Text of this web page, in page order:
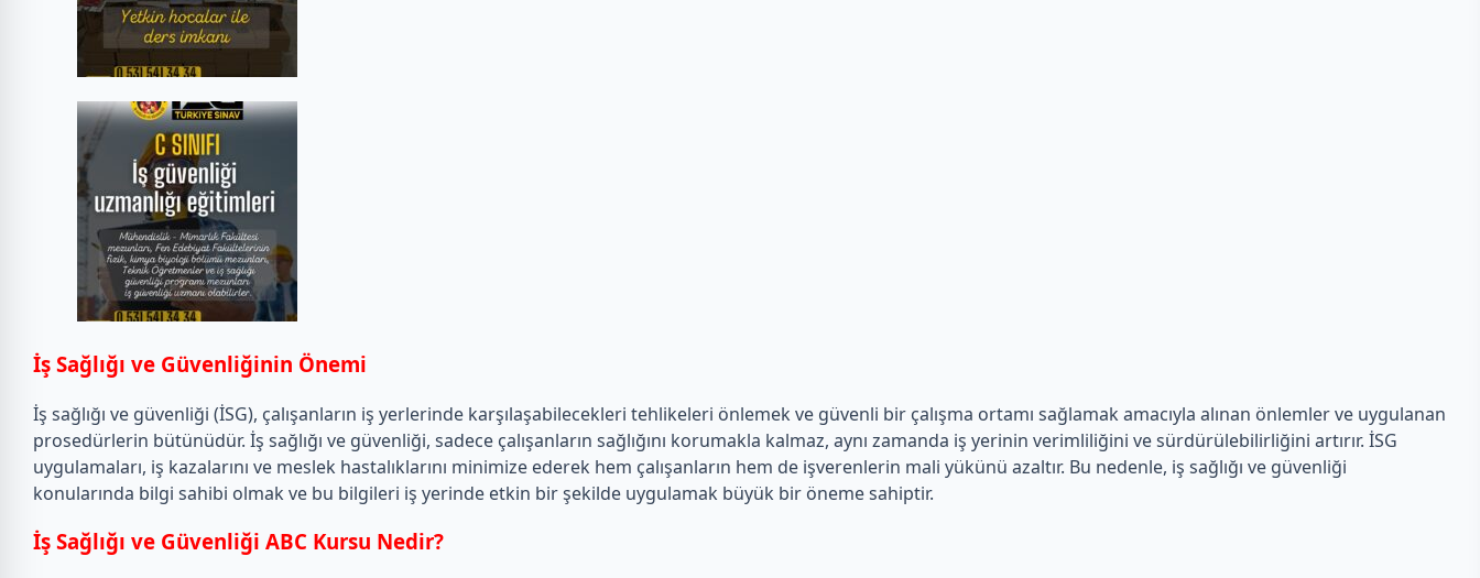
İş Sağlığı ve Güvenliğinin Önemi
İş sağlığı ve güvenliği (İSG), çalışanların iş yerlerinde karşılaşabilecekleri tehlikeleri önlemek ve güvenli bir çalışma ortamı sağlamak amacıyla alınan önlemler ve uygulanan
prosedürlerin bütünüdür. İş sağlığı ve güvenliği, sadece çalışanların sağlığını korumakla kalmaz, aynı zamanda iş yerinin verimliliğini ve sürdürülebilirliğini artırır. İSG
uygulamaları, iş kazalarını ve meslek hastalıklarını minimize ederek hem çalışanların hem de işverenlerin mali yükünü azaltır. Bu nedenle, iş sağlığı ve güvenliği
konularında bilgi sahibi olmak ve bu bilgileri iş yerinde etkin bir şekilde uygulamak büyük bir öneme sahiptir.
İş Sağlığı ve Güvenliği ABC Kursu Nedir?